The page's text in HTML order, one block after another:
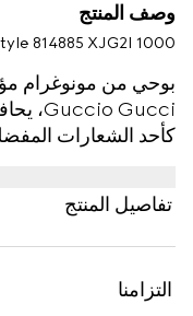
وصف المنتج
‎814885 XJG2I 1000
بوحي من مونوغرام
كأحد الشعارات
على شكل شريط ويب
تفاصيل المنتج
التزامنا